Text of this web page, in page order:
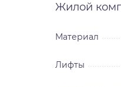
Жилой
Материал
Лифты